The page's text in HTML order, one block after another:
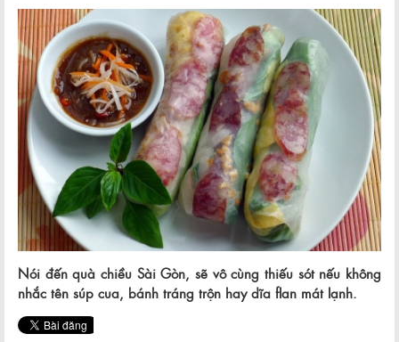
Nói đến quà chiều Sài Gòn, sẽ vô cùng thiếu sót nếu không
nhắc tên súp cua, bánh tráng trộn hay dĩa flan mát lạnh.